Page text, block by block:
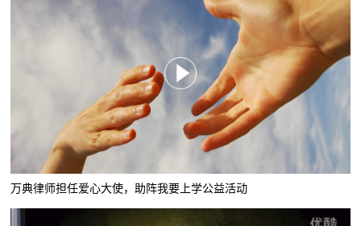
万典律师担任爱心大使，助阵我要上学公益活动